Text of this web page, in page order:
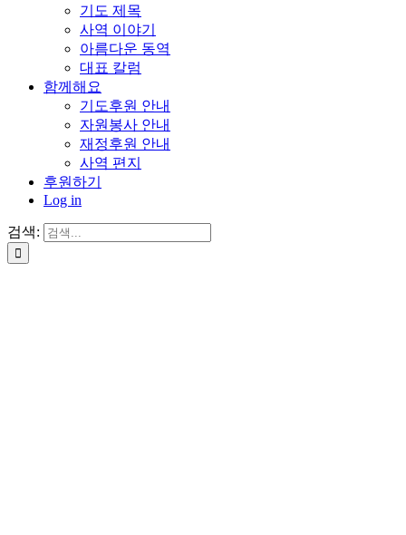
기도 제목
사역 이야기
아름다운 동역
대표 칼럼
함께해요
기도후원 안내
자원봉사 안내
재정후원 안내
사역 편지
후원하기
Log in
검색: